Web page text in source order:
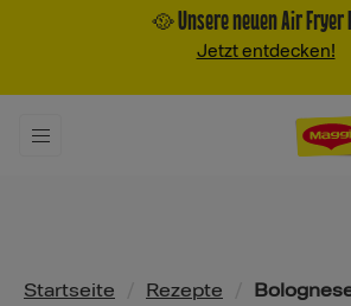
🥘 Unsere neuen Air Fryer
Jetzt entdecken!
Pfadnavigation
Startseite Rezepte